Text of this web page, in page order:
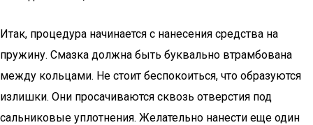
Итак, процедура начинается с нанесения средства на
пружину. Смазка должна быть буквально втрамбована
между кольцами. Не стоит беспокоиться, что образуются
излишки. Они просачиваются сквозь отверстия под
сальниковые уплотнения. Желательно нанести еще один